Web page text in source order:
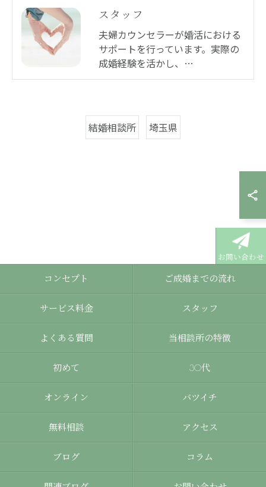
スタッフ
夫婦カウンセラーが婚活における
サポートを行っています。実際の
成婚経験を活かし、…
結婚相談所 埼玉県
お問い合わせ
コンセプト ご成婚までの流れ
サービス料金 スタッフ
よくある質問 当相談所の特徴
初めて 30代
オンライン バツイチ
無料相談 アクセス
ブログ コラム